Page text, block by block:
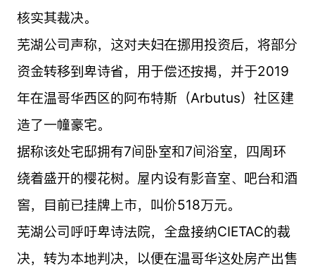
核实其裁决。
芜湖公司声称，这对夫妇在挪用投资后，将部分
资金转移到卑诗省，用于偿还按揭，并于2019
年在温哥华西区的阿布特斯（Arbutus）社区建
造了一幢豪宅。
据称该处宅邸拥有7间卧室和7间浴室，四周环
绕着盛开的樱花树。屋内设有影音室、吧台和酒
窖，目前已挂牌上市，叫价518万元。
芜湖公司呼吁卑诗法院，全盘接纳CIETAC的裁
决，转为本地判决，以便在温哥华这处房产出售